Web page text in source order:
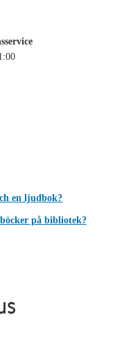
en ljudbok?
på bibliotek?